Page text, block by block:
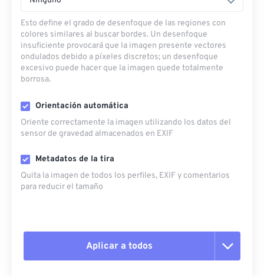
Esto define el grado de desenfoque de las regiones con
colores similares al buscar bordes. Un desenfoque
insuficiente provocará que la imagen presente vectores
ondulados debido a píxeles discretos; un desenfoque
excesivo puede hacer que la imagen quede totalmente
borrosa.
Orientación automática
Oriente correctamente la imagen utilizando los datos del
sensor de gravedad almacenados en EXIF
Metadatos de la tira
Quita la imagen de todos los perfiles, EXIF ​​y comentarios
para reducir el tamaño
Aplicar a todos